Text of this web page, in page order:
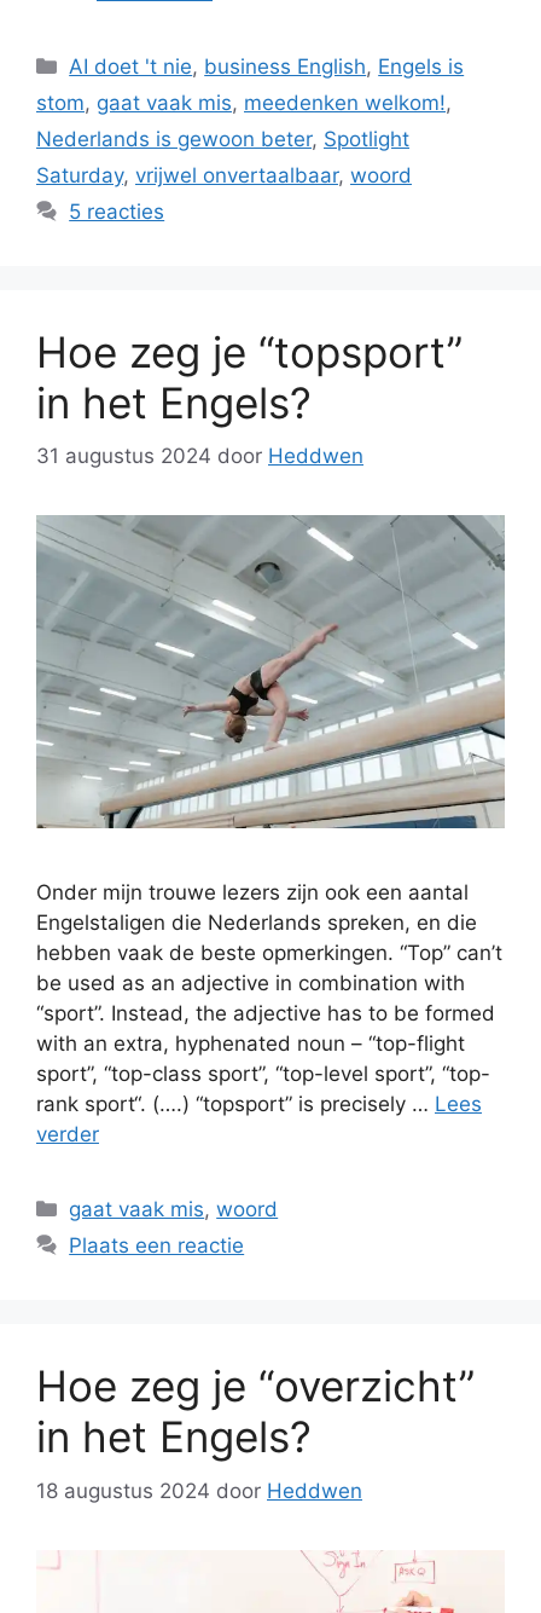
Categorieën
AI doet 't nie, business English, Engels is
stom, gaat vaak mis, meedenken welkom!,
Nederlands is gewoon beter, Spotlight
Saturday, vrijwel onvertaalbaar, woord
5 reacties
Hoe zeg je “topsport”
in het Engels?
31 augustus 2024 door Heddwen
Onder mijn trouwe lezers zijn ook een aantal
Engelstaligen die Nederlands spreken, en die
hebben vaak de beste opmerkingen. “Top” can’t
be used as an adjective in combination with
“sport”. Instead, the adjective has to be formed
with an extra, hyphenated noun – “top-flight
sport”, “top-class sport”, “top-level sport”, “top-
rank sport“. (….) “topsport” is precisely … Lees
verder
Categorieën
gaat vaak mis,woord
Plaats een reactie
Hoe zeg je “overzicht”
in het Engels?
18 augustus 2024 door Heddwen